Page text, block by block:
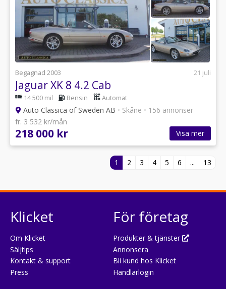
Begagnad 2003 21 juli
Jaguar XK 8 4.2 Cab
14 500 mil Bensin Automat
Auto Classica of Sweden AB • Skåne • 156 annonser
fr. 3 532 kr/mån
218 000 kr Visa mer
1 2 3 4 5 6 ... 13
Klicket
Om Klicket
Säljtips
Kontakt & support
Press
För företag
Produkter & tjänster
Annonsera
Bli kund hos Klicket
Handlarlogin